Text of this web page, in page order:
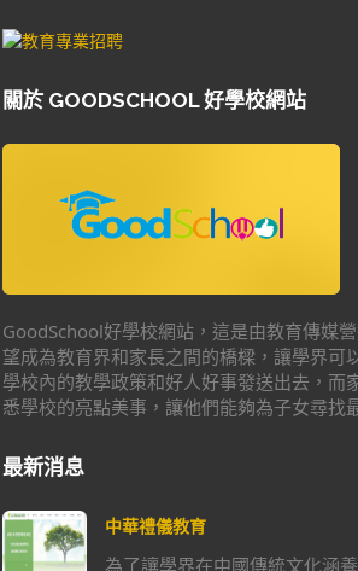
關於 GOODSCHOOL 好學校網站
GoodSchool好學校網站，這是由教育傳媒
望成為教育界和家長之間的橋樑，讓學界可
學校內的教學政策和好人好事發送出去，而
悉學校的亮點美事，讓他們能夠為子女尋找
最新消息
中華禮儀教育
為了讓學界在中國傳統文化涵